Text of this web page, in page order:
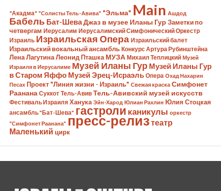
"Акадма" "Солисты Тель-Авива" "Эльма" Main Ашдод
Бабель Бат-ШеваДжаз в музее Иланы Гур Заметки по
четвергам Иерусалим Иерусалимский Симфонический Оркестр
Израиль Израильская Опера Израильский балет
Израильский вокальный ансамбль Конкурс Артура Рубинштейна
Лена Лагутина Леонид Пташка МУЗА Михаил Теплицкий Музей
Израиля в Иерусалиме Музей Иланы Гур Музей Иланы Гур
в Старом Яффо Музей Эрец-Исраэль Опера Охад Нахарин
Песах Проект "Линия жизни - Израиль" Свежая краска Симфонет
Раанана Суккот Тель-Авив Тель-Авивский музей искусств
Фестиваль Израиля Ханука Эйн-Харод Юлиан Рахлин Юлия Стоцкая
ансамбль "Бат-Шева" гастроли каникулы оркестр
"Симфонет Раанана" пресс-релизтеатр
Маленький цирк